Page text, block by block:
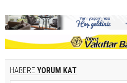
HABERE YORUM KAT